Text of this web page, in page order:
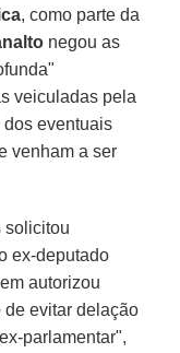
, como parte da
negou as
veiculadas pela
eventuais
venham a ser
solicitou
ex-deputado
autorizou
de evitar delação
parlamentar",